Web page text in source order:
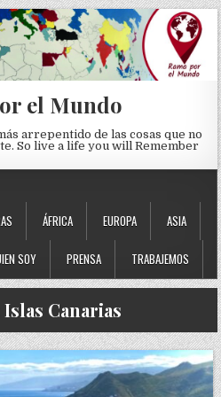
el Mundo
arrepentido de las cosas que no
So live a life you will Remember
ÁFRICA EUROPA ASIA
SOY PRENSA TRABAJEMOS
Islas Canarias